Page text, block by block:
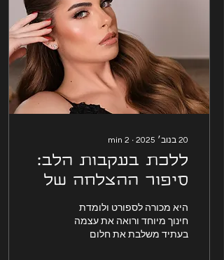
20 בנוב׳ 2025 ∙
2
min
ללכת בעקבות הלב:
סיפור ההצלחה של
הדוגמנית ירדן רופא
היא מכורה לספורט ולומדת
חינוך מיוחד ורואה את עצמה
בעתיד משלבת את חלום